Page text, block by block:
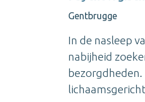
Gentbrugge
In de nasleep
nabijheid
bezorgdheden.